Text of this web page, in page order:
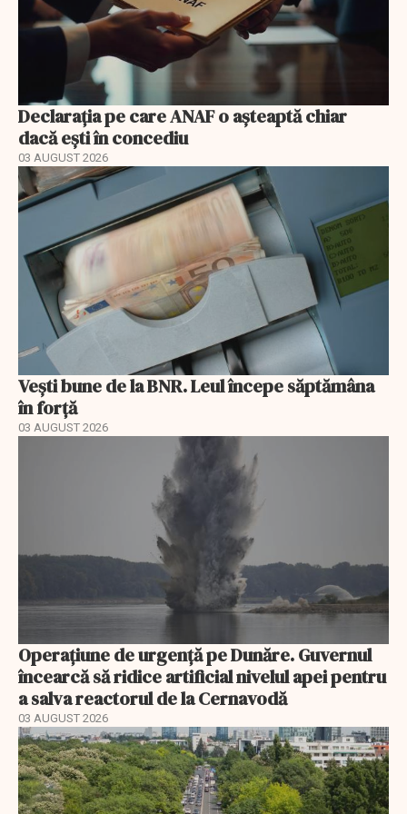
Declarația pe care ANAF o așteaptă chiar
dacă ești în concediu
03 AUGUST 2026
Vești bune de la BNR. Leul începe săptămâna
în forță
03 AUGUST 2026
Operațiune de urgență pe Dunăre. Guvernul
încearcă să ridice artificial nivelul apei pentru
a salva reactorul de la Cernavodă
03 AUGUST 2026